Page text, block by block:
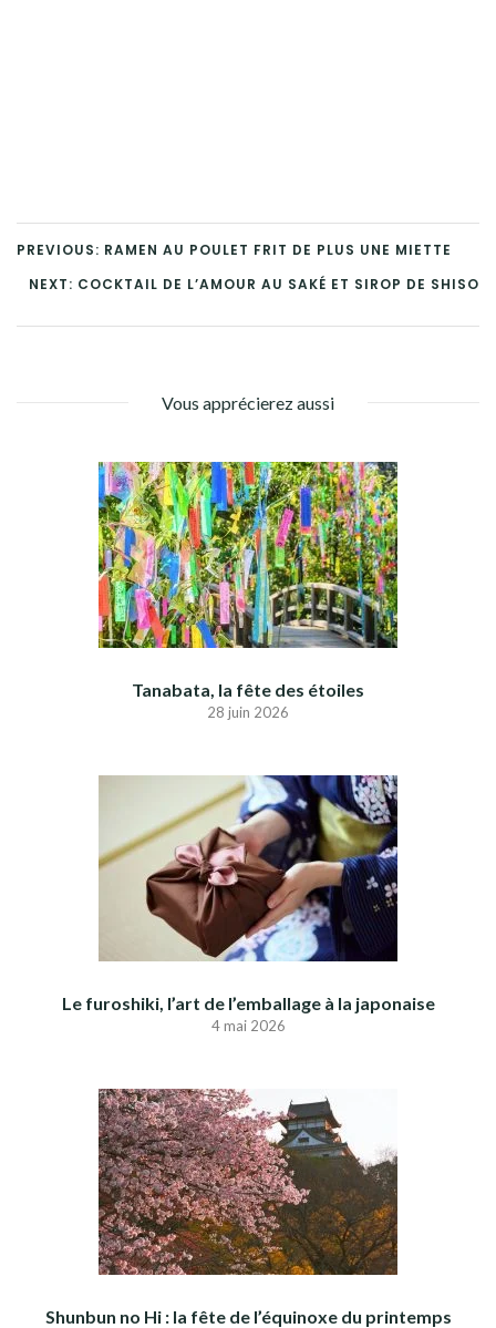
PREVIOUS: RAMEN AU POULET FRIT DE PLUS UNE MIETTE
NEXT: COCKTAIL DE L’AMOUR AU SAKÉ ET SIROP DE SHISO
Vous apprécierez aussi
Tanabata, la fête des étoiles
28 juin 2026
Le furoshiki, l’art de l’emballage à la japonaise
4 mai 2026
Shunbun no Hi : la fête de l’équinoxe du printemps